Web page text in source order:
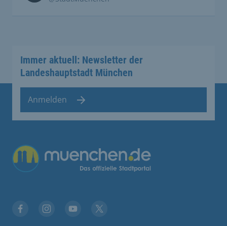
Immer aktuell: Newsletter der
Landeshauptstadt München
Anmelden
Übergreifende Links